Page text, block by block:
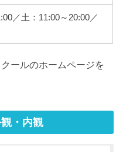
／土：11:00～20:00／
ールのホームページを
・内観